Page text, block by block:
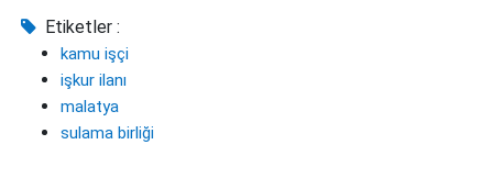
Etiketler :
kamu işçi
işkur ilanı
malatya
sulama birliği